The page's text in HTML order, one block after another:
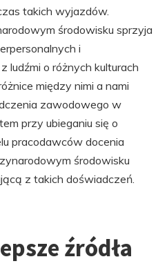
takich wyjazdów.
środowisku sprzyja
i
ludźmi o różnych kulturach
między nimi a nami
zawodowego w
przy ubieganiu się o
pracodawców docenia
środowisku
z takich doświadczeń.
źródła